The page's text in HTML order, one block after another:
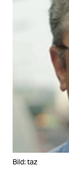
Bild: taz